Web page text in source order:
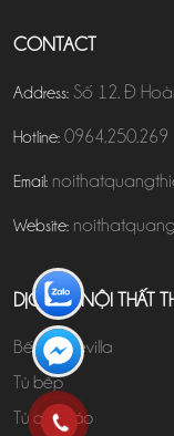
CONTACT
Address: Số 12. Đ
Hotline: 0964.250.269
Email:
Website:
DỊCH VỤ NỘI THẤT
Bếp Từ Sevilla
Tủ bếp
Tủ quần áo